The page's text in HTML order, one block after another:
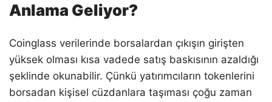
Anlama Geliyor?
Coinglass verilerinde borsalardan çıkışın girişten
yüksek olması kısa vadede satış baskısının azaldığı
şeklinde okunabilir. Çünkü yatırımcıların tokenlerini
borsadan kişisel cüzdanlara taşıması çoğu zaman